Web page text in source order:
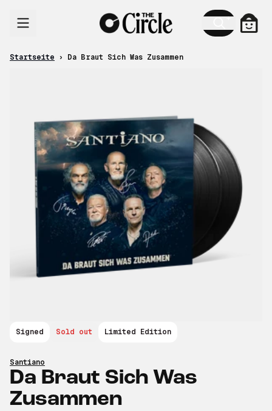
Startseite › Da Braut Sich Was Zusammen
Santiano
Da Braut Sich Was
Zusammen
Signed Sold out Limited Edition